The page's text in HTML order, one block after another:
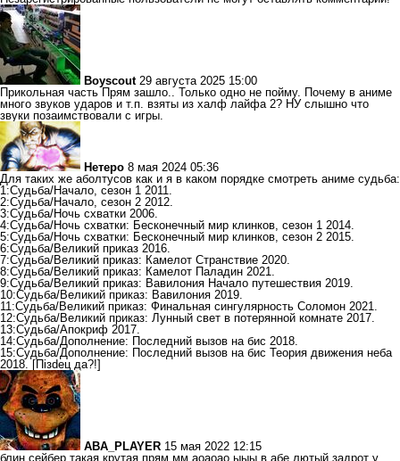
Boyscout 29 августа 2025 15:00
Прикольная часть Прям зашло.. Только одно не пойму. Почему в аниме
много звуков ударов и т.п. взяты из халф лайфа 2? НУ слышно что
звуки позаимствовали с игры.
Нетеро 8 мая 2024 05:36
Для таких же аболтусов как и я в каком порядке смотреть аниме судьба:
1:Судьба/Начало, сезон 1 2011.
2:Судьба/Начало, сезон 2 2012.
3:Судьба/Ночь схватки 2006.
4:Судьба/Ночь схватки: Бесконечный мир клинков, сезон 1 2014.
5:Судьба/Ночь схватки: Бесконечный мир клинков, сезон 2 2015.
6:Судьба/Великий приказ 2016.
7:Судьба/Великий приказ: Камелот Странствие 2020.
8:Судьба/Великий приказ: Камелот Паладин 2021.
9:Судьба/Великий приказ: Вавилония Начало путешествия 2019.
10:Судьба/Великий приказ: Вавилония 2019.
11:Судьба/Великий приказ: Финальная сингулярность Соломон 2021.
12:Судьба/Великий приказ: Лунный свет в потерянной комнате 2017.
13:Судьба/Апокриф 2017.
14:Судьба/Дополнение: Последний вызов на бис 2018.
15:Судьба/Дополнение: Последний вызов на бис Теория движения неба
2018. [Пiзdец да?!]
ABA_PLAYER 15 мая 2022 12:15
блин сейбер такая крутая прям мм аоаоао ыыы в абе лютый задрот у